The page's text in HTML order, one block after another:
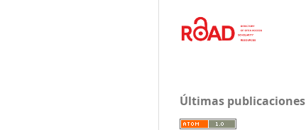
Últimas publicaciones